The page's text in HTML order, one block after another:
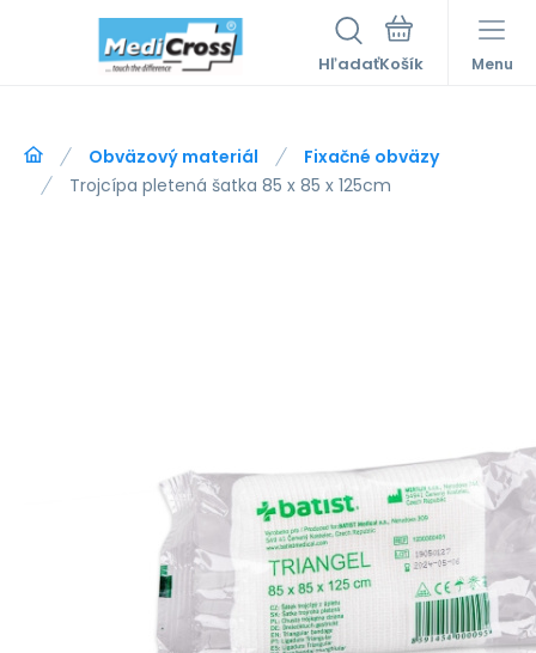
Hľadať Menu
Obväzový materiál
Fixačné obväzy
Trojcípa pletená šatka 85 x 85 x 125cm